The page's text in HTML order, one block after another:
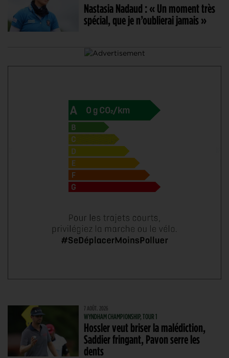
Nastasia Nadaud : « Un moment très
spécial, que je n’oublierai jamais »
7 AOÛT. 2026
WYNDHAM CHAMPIONSHIP, TOUR 1
Hossler veut briser la malédiction,
Saddier fringant, Pavon serre les
dents